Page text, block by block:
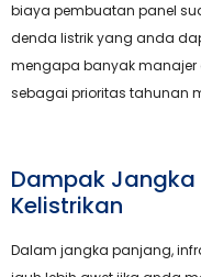
biaya pembuatan panel
denda listrik yang anda
mengapa banyak manajer
sebagai prioritas tahunan
Dampak
Kelistrikan
Dalam jangka panjang,